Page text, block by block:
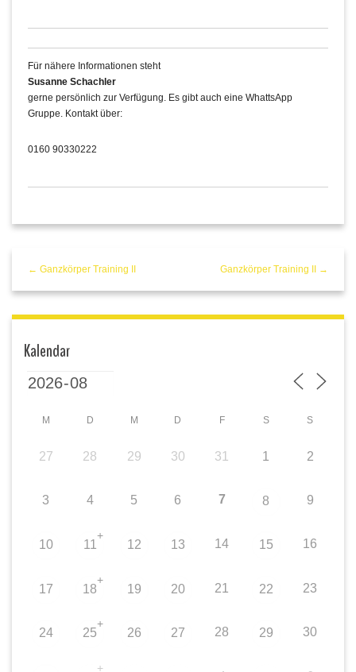
Für nähere Informationen steht
Susanne Schachler
gerne persönlich zur Verfügung. Es gibt auch eine WhattsApp
Gruppe. Kontakt über:
0160 90330222
← Ganzkörper Training II Ganzkörper Training II →
Kalendar
M D M D F S S
27 28 29 30 31 1 2
3 4 5 6 7 8 9
10 11
+
12 13 14 15 16
17 18
+
19 20 21 22 23
24 25
+
26 27 28 29 30
+